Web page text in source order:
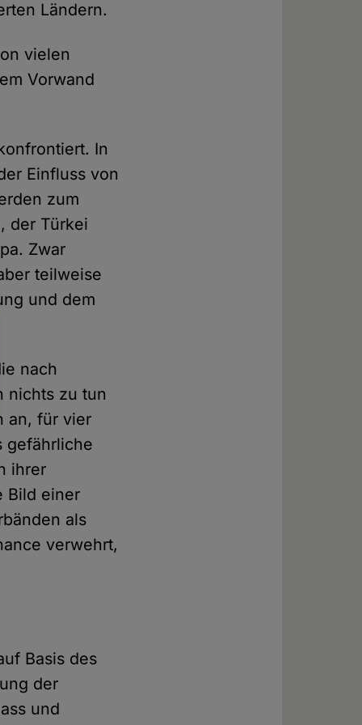
Ländern.
vielen
Vorwand
In
Einfluss von
zum
der Türkei
Zwar
teilweise
und dem
nach
nichts zu tun
an, für vier
gefährliche
ihrer
Bild einer
als
verwehrt,
Basis des
der
und